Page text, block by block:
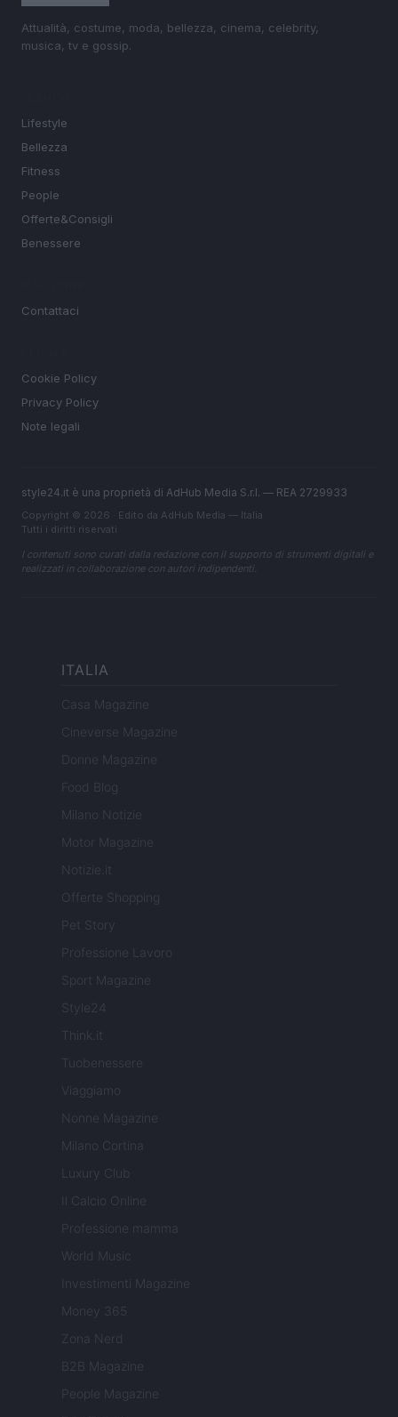
Attualità, costume, moda, bellezza, cinema, celebrity,
musica, tv e gossip.
Lifestyle
Bellezza
Fitness
People
Offerte&Consigli
Benessere
Contattaci
Cookie Policy
Privacy Policy
Note legali
style24.it è una proprietà di AdHub Media S.r.l. — REA 2729933
Copyright © 2026 · Edito da AdHub Media — Italia
Tutti i diritti riservati
I contenuti sono curati dalla redazione con il supporto di strumenti digitali e
realizzati in collaborazione con autori indipendenti.
ITALIA
Casa Magazine
Cineverse Magazine
Donne Magazine
Food Blog
Milano Notizie
Motor Magazine
Notizie.it
Offerte Shopping
Pet Story
Professione Lavoro
Sport Magazine
Style24
Think.it
Tuobenessere
Viaggiamo
Nonne Magazine
Milano Cortina
Luxury Club
Il Calcio Online
Professione mamma
World Music
Investimenti Magazine
Money 365
Zona Nerd
B2B Magazine
People Magazine